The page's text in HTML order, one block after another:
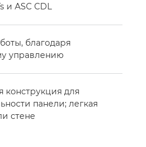
и ASC CDL
благодаря
управлению
конструкция для
панели; легкая
стене